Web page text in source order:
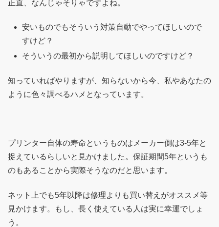
正直、なんじゃそりゃですよね。
安いものでもそういう対策自動でやってほしいので
すけど？
そういうの最初から説明してほしいのですけど？
知っていればやりますが、知らないから今、私やあなたの
ように色々調べるハメとなっています。
プリンター自体の寿命というものはメーカー側は3-5年と
捉えているらしいと見かけました。保証期間5年というも
のもあることから実際そうなのだと思います。
ネット上でも5年以降は修理よりも買い替えがオススメ等
見かけます。もし、長く使えている人は実に幸運でしょ
う。